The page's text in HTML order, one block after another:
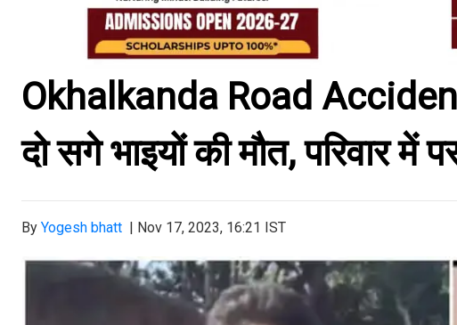
Okhalkanda Road
दो सगे भाइयों की मौत, परिवार में
By Yogesh bhatt | Nov 17, 2023, 16:21 IST